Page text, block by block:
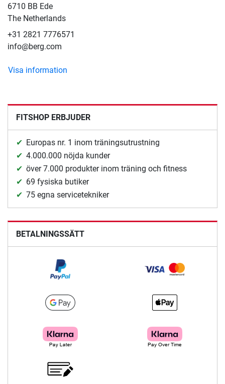
6710 BB Ede
The Netherlands
+31 2821 7776571
info@berg.com
Visa information
FITSHOP ERBJUDER
Europas nr. 1 inom träningsutrustning
4.000.000 nöjda kunder
över 7.000 produkter inom träning och fitness
69 fysiska butiker
75 egna servicetekniker
BETALNINGSSÄTT